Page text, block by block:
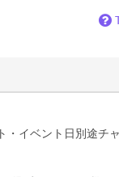
・イベント日別途